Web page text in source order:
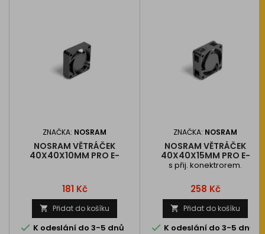
ZNAČKA: NOSRAM
NOSRAM VĚTRÁČEK
40X40X10MM PRO E-
Cena
181 Kč
 Přidat do košíku
 K odeslání do 3-5 dnů
ZNAČKA: NOSRAM
NOSRAM VĚTRÁČEK
40X40X15MM PRO E-
MOTORY
s přij. konektrorem.
Cena
258 Kč
 Přidat do košíku
 K odeslání do 3-5 dnů